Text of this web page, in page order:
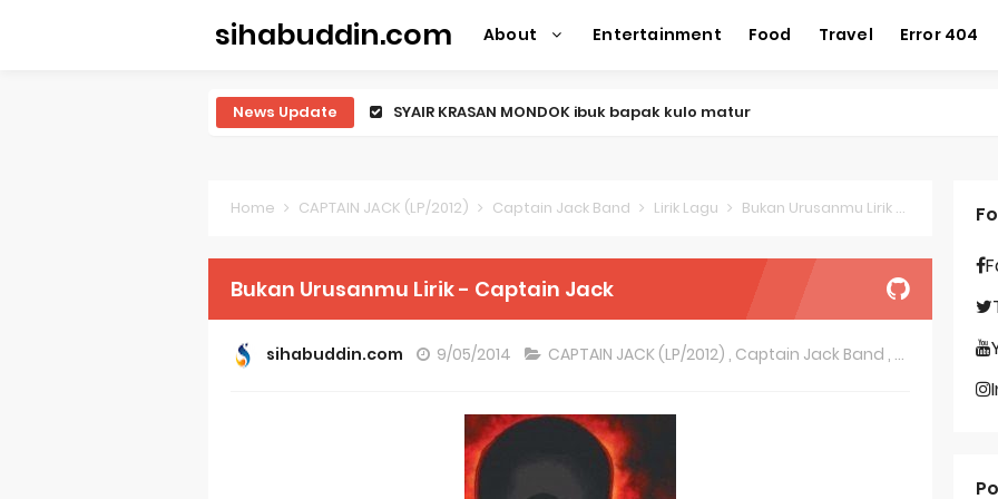
sihabuddin.com About Entertainment Food Travel Error 404
News Update
SYAIR KRASAN MONDOK ibuk bapak kulo matur
qasidah tawassul syekh samman al madani
Gilaaa, dia sudah jauh disana, kok aku masih biasa biasa saja
hey kamu, tenang dan tetaplah percaya diri
Endank Soekamti - Yakin Lirik
Tentang Perasaan Ini, Aku Tak Tahu
Home CAPTAIN JACK (LP/2012) Captain Jack Band Lirik Lagu Bukan Urusanmu Lirik - Captain Jack
Bukan Urusanmu Lirik - Captain Jack
sihabuddin.com 9/05/2014 CAPTAIN JACK (LP/2012) , Captain Jack Band , Lirik Lagu